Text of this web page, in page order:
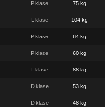
P klase 75 kg
L klase 104 kg
P klase 84 kg
P klase 60 kg
L klase 88 kg
D klase 53 kg
D klase 48 kg